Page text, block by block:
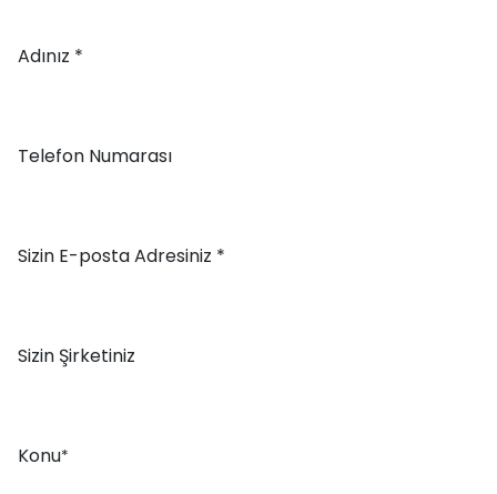
Adınız *
Telefon Numarası
Sizin E-posta Adresiniz *
Sizin Şirketiniz
Konu*